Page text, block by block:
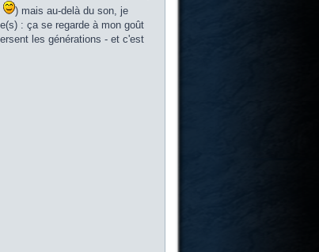
) mais au-delà du son, je
: ça se regarde à mon goût
les générations - et c'est